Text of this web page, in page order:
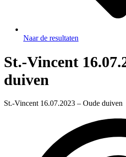
Naar de resultaten
St.-Vincent
duiven
St.-Vincent 16.07.2023 – Oude duiven